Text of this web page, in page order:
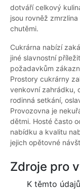
dotváří celkový
jsou rovněž
chutěmi.
Cukrárna nabízí
jiné slavnostní
požadavkům
Prostory cukrárny
venkovní zahrádku,
rodinná setkání,
Provozovna je
dětmi. Hosté často
nabídku a kvalitu
jejich opětovné
Zdroje pro
K těmto